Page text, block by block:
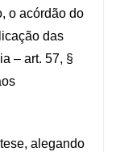
o acórdão do
das
– art. 57, §
alegando